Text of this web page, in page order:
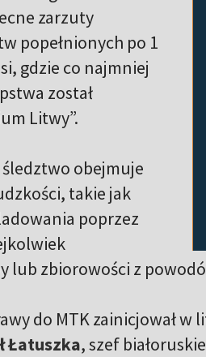
zarzuty
popełnionych po 1
gdzie co najmniej
został
Litwy”.
obejmuje
takie jak
poprzez
lub zbiorowości z
do MTK zainicjował
Łatuszka, szef